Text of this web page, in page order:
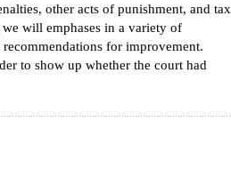
other acts of punishment, and tax
will emphases in a variety of
for improvement.
to show up whether the court had